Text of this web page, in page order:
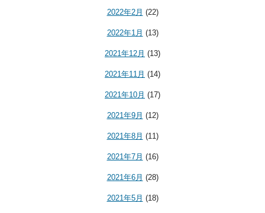
2022年2月 (22)
2022年1月 (13)
2021年12月 (13)
2021年11月 (14)
2021年10月 (17)
2021年9月 (12)
2021年8月 (11)
2021年7月 (16)
2021年6月 (28)
2021年5月 (18)